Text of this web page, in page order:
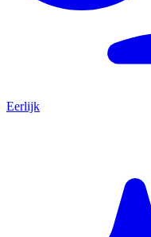
Eerlijk